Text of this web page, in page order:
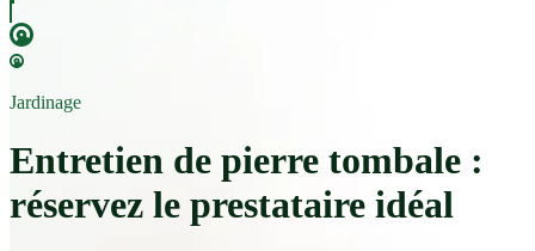
Jardinage
Entretien de pierre tombale :
réservez le prestataire idéal